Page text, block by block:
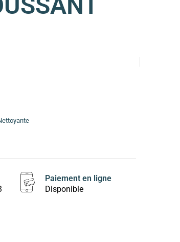
Paiement en ligne
Disponible